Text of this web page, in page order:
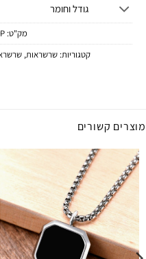
גודל וחומר
מק"ט:
קטגוריות:שרשראות,
מוצרים קשורים